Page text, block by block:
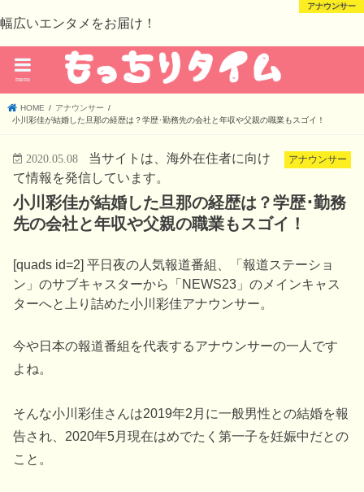
幅広いエンタメをお届け！
menu
HOME
アナウンサー
小川彩佳が結婚した旦那の経歴は？学歴･勤務先の会社と年収や父親の職業もスゴイ！
アナウンサー
2020.05.08
当サイトは、海外在住者に向け
て情報を発信しています。
小川彩佳が結婚した旦那の経歴は？学歴･勤務
先の会社と年収や父親の職業もスゴイ！
[quads id=2] 平日夜の人気報道番組、「報道ステーショ
ン」のサブキャスターから「NEWS23」のメインキャス
ターへと上り詰めた小川彩佳アナウンサー。
今や日本の報道番組を代表するアナウンサーの一人です
よね。
そんな小川彩佳さんは2019年2月に一般男性との結婚を報
告され、2020年5月現在はめでたく第一子を妊娠中だとの
こと。
芸能・スポーツ
芸能・スポーツ
未分類
アナウンサー